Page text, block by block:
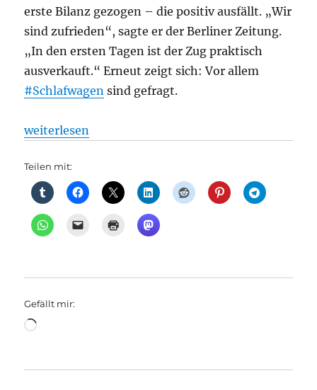
erste Bilanz gezogen – die positiv ausfällt. „Wir
sind zufrieden“, sagte er der Berliner Zeitung.
„In den ersten Tagen ist der Zug praktisch
ausverkauft.“ Erneut zeigt sich: Vor allem
#Schlafwagen sind gefragt.
„Bahnverkehr: Neuer Nachtzug nach Berlin: An
weiterlesen
Teilen mit:
Gefällt mir:
Wird